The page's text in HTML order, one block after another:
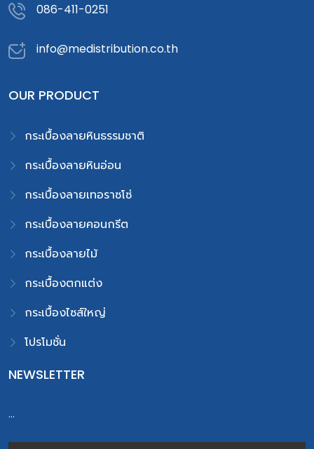
086-411-0251
info@medistribution.co.th
OUR PRODUCT
กระเบื้องลายหินธรรมชาติ
กระเบื้องลายหินอ่อน
กระเบื้องลายเทอราซโซ่
กระเบื้องลายคอนกรีต
กระเบื้องลายไม้
กระเบื้องตกแต่ง
กระเบื้องไซส์ใหญ่
โปรโมชั่น
NEWSLETTER
...